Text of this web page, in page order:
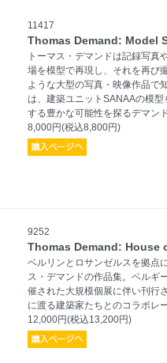
11417
Thomas Demand: Model
トーマス・デマンドは記録写真
場を模型で再現し、それを再び
ような大型の写真・映像作品で
は、建築ユニットSANAAの模
する豊かな可能性を探るデマン
8,000円(税込8,800円)
9252
Thomas Demand: House
ベルリンとロサンゼルスを拠点
ス・デマンドの作品集。ベルギ
催された大規模個展に伴い刊行
に渡る建築家たちとのコラボレ
12,000円(税込13,200円)